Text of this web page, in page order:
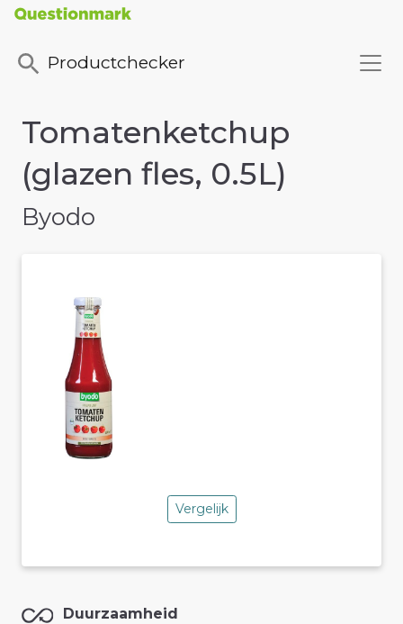
Productchecker
Tomatenketchup
(glazen fles, 0.5L)
Byodo
Vergelijk
Duurzaamheid